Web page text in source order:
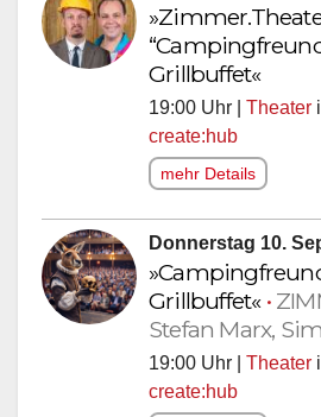
Grillbuffet«
19:00 Uhr | Theater
create:hub
mehr Details
Donnerstag 10.
Grillbuffet« •
Stefan Marx,
19:00 Uhr | Theater
create:hub